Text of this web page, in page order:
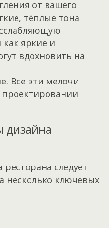
от вашего
тёплые тона
яркие и
вдохновить на
Все эти мелочи
дизайна
следует
несколько ключевых